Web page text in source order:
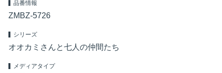
品番情報
ZMBZ-5726
シリーズ
オオカミさんと七人の仲間たち
メディアタイプ